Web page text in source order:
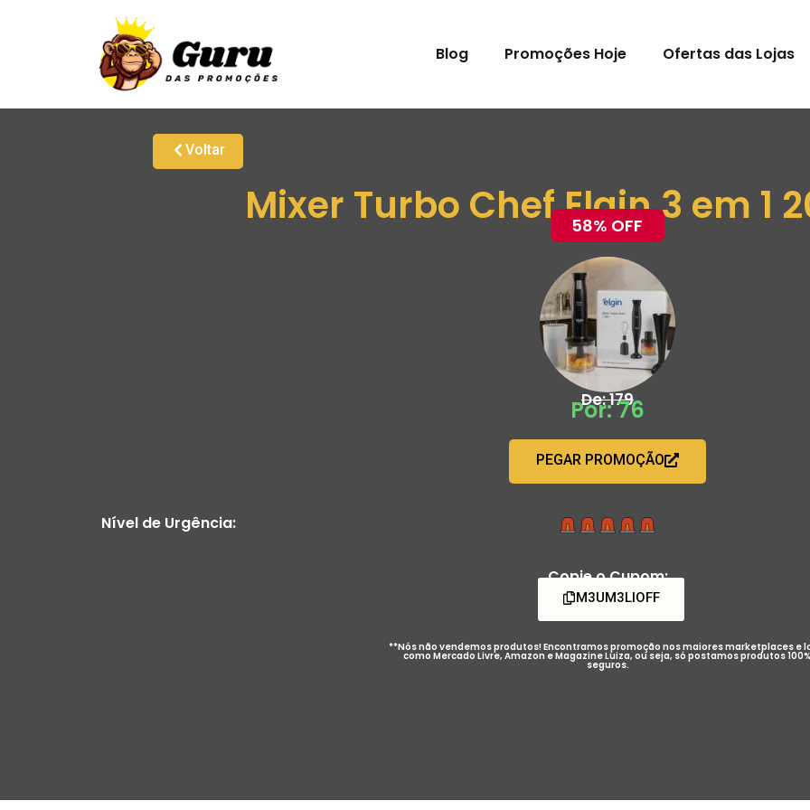
Blog Promoções Hoje Ofertas das Lojas
Voltar
Mixer Turbo Chef Elgin 3 em 1
58% OFF
De: 179
Por: 76
PEGAR PROMOÇÃO
Nível de Urgência:
Copie o Cupom:
M3UM3LIOFF
**Nós não vendemos produtos! Encontramos promoção nos maiores marketplaces e
como Mercado Livre, Amazon e Magazine Luiza, ou seja, só postamos produtos 100%
seguros.